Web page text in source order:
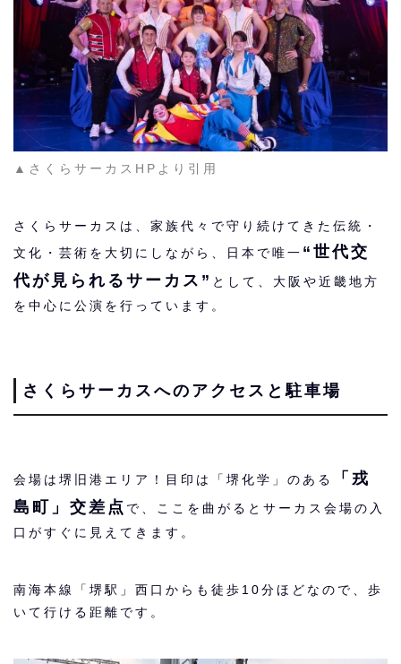
▲さくらサーカスHPより引用
さくらサーカスは、家族代々で守り続けてきた伝統・
文化・芸術を大切にしながら、日本で唯一 “世代交
代が見られるサーカス” として、大阪や近畿地方
を中心に公演を行っています。
さくらサーカスへのアクセスと駐車場
会場は堺旧港エリア！目印は「堺化学」のある
「戎
島町」交差点 で、ここを曲がるとサーカス会場の入
口がすぐに見えてきます。
南海本線「堺駅」西口からも徒歩10分ほどなので、歩
いて行ける距離です。